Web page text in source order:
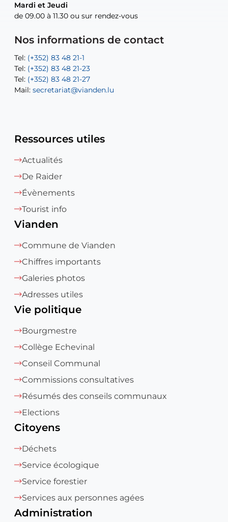
Mardi et Jeudi
de 09.00 à 11.30 ou sur rendez-vous
Nos informations de contact
Tel: (+352) 83 48 21-1
Tel: (+352) 83 48 21-23
Tel: (+352) 83 48 21-27
Mail: secretariat@vianden.lu
Mardi et Jeudi
de 09.00 à 11.30 ou sur rendez-vous
Tel: (+352) 83 48 21-20
Tel: (+352) 83 48 21-22
Mail:sofia.carvalho@vianden.lu
Mail: diane.storn@vianden.lu
Mail:recette@vianden.lu
Tel:(+352) 83 48 21-31
Tel:Permanence (Fuite d’eau) : 83 48 21 61
Ressources utiles
Actualités
De Raider
Évènements
Tourist info
Vianden
Commune de Vianden
Chiffres importants
Galeries photos
Adresses utiles
Vie politique
Bourgmestre
Collège Echevinal
Conseil Communal
Commissions consultatives
Résumés des conseils communaux
Elections
Citoyens
Déchets
Service écologique
Service forestier
Services aux personnes agées
Administration